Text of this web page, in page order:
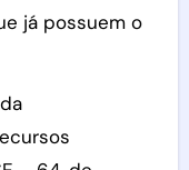
já possuem o